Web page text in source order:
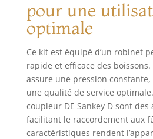
pour une
optimale
Ce kit est équipé d’un robinet
rapide et efficace des
assure une pression
une qualité de service optimale.
coupleur DE Sankey D sont
facilitant le raccordement aux
caractéristiques rendent